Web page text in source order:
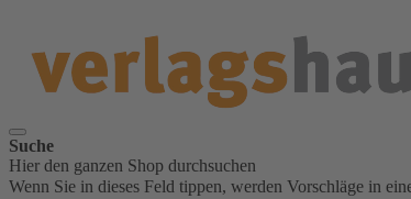
Suche
Hier den ganzen Shop durchsuchen
Wenn Sie in dieses Feld tippen, werden Vorschläge in